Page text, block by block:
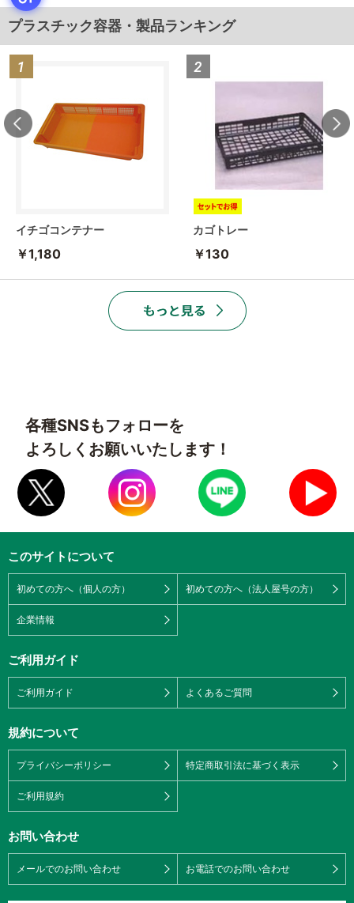
プラスチック容器・製品ランキング
イチゴコンテナー
￥1,180
カゴトレー
￥130
各種SNSもフォローを
よろしくお願いいたします！
このサイトについて
初めての方へ（個人の方） 初めての方へ（法人屋号の方）
企業情報
ご利用ガイド
ご利用ガイド よくあるご質問
規約について
プライバシーポリシー 特定商取引法に基づく表示
ご利用規約
お問い合わせ
メールでのお問い合わせ お電話でのお問い合わせ